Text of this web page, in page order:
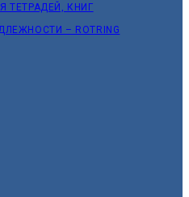
ТЕТРАДЕЙ, КНИГ
– ROTRING